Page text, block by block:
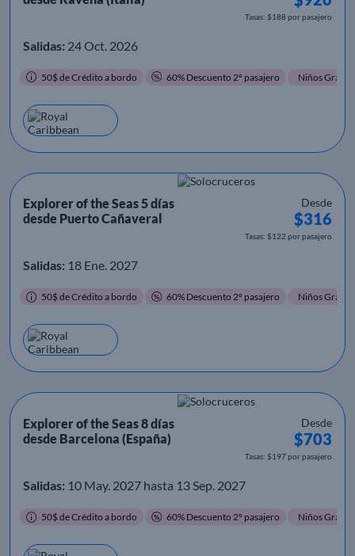
Tasas: $188 por pasajero
Salidas: 24 Oct. 2026
50$ de Crédito a bordo 60% Descuento 2º pasajero Niños Gratis
Explorer of the Seas 5 días
desde Puerto Cañaveral
Desde
$316
Tasas: $122 por pasajero
Salidas: 18 Ene. 2027
50$ de Crédito a bordo 60% Descuento 2º pasajero Niños Gratis
Explorer of the Seas 8 días
desde Barcelona (España)
Desde
$703
Tasas: $197 por pasajero
Salidas: 10 May. 2027 hasta 13 Sep. 2027
50$ de Crédito a bordo 60% Descuento 2º pasajero Niños Gratis